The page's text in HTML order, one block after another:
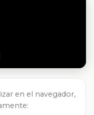
en el navegador,